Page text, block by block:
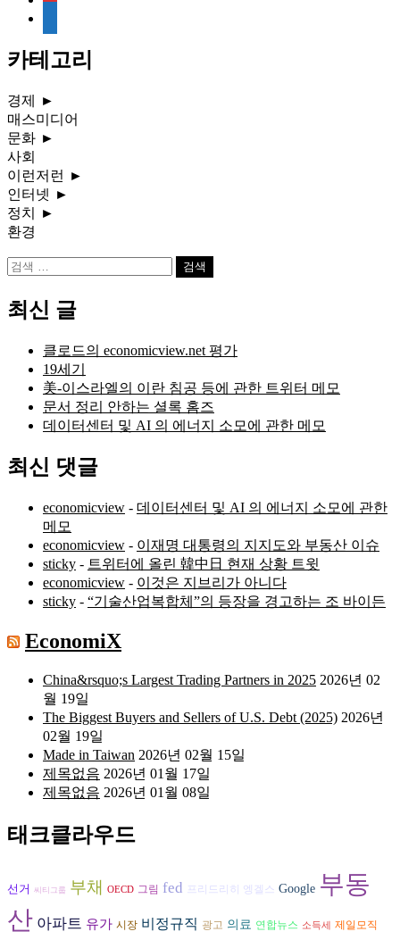
document
카테고리
경제
►
매스미디어
문화 ►
사회
이런저런
►
인터넷 ►
정치
►
환경
검
최신 글
클로드의 economicview.net 평가
19세기
美-이스라엘의 이란 침공 등에 관한 트위터 메모
문서 정리 안하는 셜록 홈즈
데이터센터 및 AI 의 에너지 소모에 관한 메모
최신 댓글
economicview - 데이터센터 및 AI 의 에너지 소모에 관한
메모
economicview - 이재명 대통령의 지지도와 부동산 이슈
sticky - 트위터에 올린 韓中日 현재 상황 트윗
economicview - 이것은 지브리가 아니다
sticky - “기술산업복합체”의 등장을 경고하는 조 바이든
EconomiX
China&rsquo;s Largest Trading Partners in 2025 2026년 02
월 19일
The Biggest Buyers and Sellers of U.S. Debt (2025) 2026년
02월 19일
Made in Taiwan 2026년 02월 15일
제목없음 2026년 01월 17일
제목없음 2026년 01월 08일
태크클라우드
선거 씨티그룹 부채 OECD 그림 fed 프리드리히 엥겔스 Google 부동
산 아파트 유가 시장 비정규직 광고 의료 연합뉴스 소득세 제일모직